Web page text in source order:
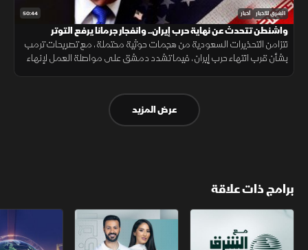
50:44 الشرق للأخبار أخبار
واشنطن تتحدث عن نهاية حرب إيران.. وانفجار جرمانا يرفع التوتر
تتزامن التحذيرات السعودية من هجمات حوثية محتملة، مع تصريحات ترمب
بشأن قرب انتهاء حرب إيران، فيما تشدد دمشق على مواصلة العمل لإنهاء
عرض المزيد
برامج ذات علاقة
مع الشرق الأوسط الخبر الآخر تقارير الشرق